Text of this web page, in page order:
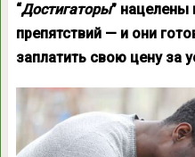
“Достигаторы” нацелены
препятствий — и они
заплатить свою цену за